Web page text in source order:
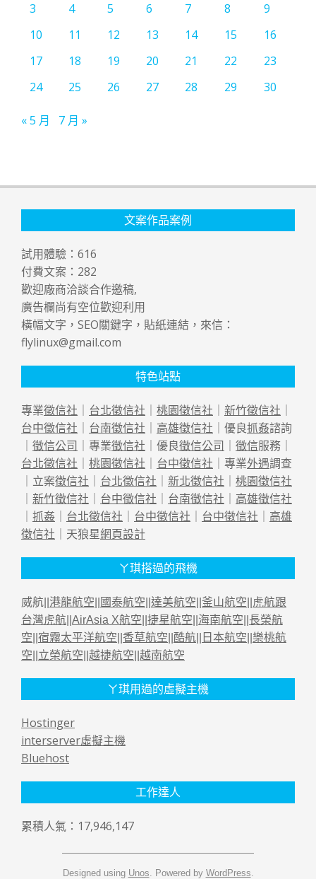
3
4 5 6 7 8
9
10
11 12 13 14 15
16
17
18 19 20 21 22
23
24
25 26 27 28 29 30
« 5 月 7 月 »
文案作品案例
試用體驗： 616
付費文案： 282
歡迎廠商洽談合作邀稿,
廣告欄尚有空位歡迎利用
橫幅文字，SEO關鍵字，貼紙連結，來信：
flylinux@gmail.com
特色站點
專業徵信社 台北徵信社 桃園徵信社 新竹徵信社
台中徵信社
台南徵信社 高雄徵信社 ｜優良抓姦諮詢
徵信公司 ｜專業徵信社 ｜優良徵信公司 徵信服務｜
台北徵信社
桃園徵信社 台中徵信社 ｜專業外遇調查
｜立案徵信社 台北徵信社 新北徵信社
桃園徵信社
新竹徵信社 台中徵信社 台南徵信社
高雄徵信社
抓姦 台北徵信社 台中徵信社 台中徵信社
高雄
徵信社 ｜天狼星網頁設計
ㄚ琪搭過的飛機
威航|| 港龍航空 國泰航空 達美航空 釜山航空
虎航跟
台灣虎航 AirAsia X航空 捷星航空 海南航空 長榮航
空 宿霧太平洋航空 香草航空 酷航 日本航空 樂桃航
空 立榮航空 越捷航空 越南航空
ㄚ琪用過的虛擬主機
Hostinger
interserver虛擬主機
Bluehost
工作達人
累積人氣：17,946,147
Designed using Unos. Powered by WordPress.